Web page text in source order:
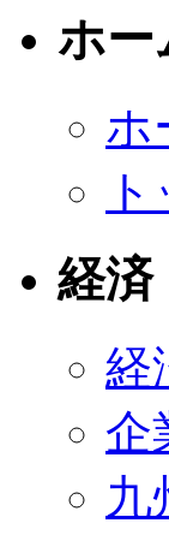
ホー
ホ
経済
経
企
九